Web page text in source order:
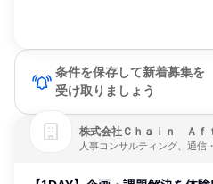
条件を保存して新着募集を
受け取りましょう
株式会社Ｃｈａｉｎ Ａｆ
人事コンサルティング、通信